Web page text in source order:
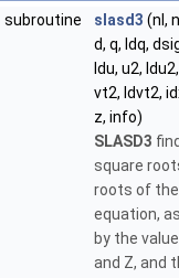
subroutine slasd3 (nl,
d, q, ldq,
ldu, u2,
vt2, ldvt2,
z, info)
SLASD3
square
roots of
equation,
by the
and Z, and